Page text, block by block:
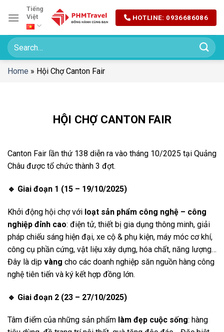
đến
dung
Tiếng
Việt
HOTLINE: 0936686086
Home » Hội Chợ Canton Fair
HỘI CHỢ CANTON FAIR
Canton Fair lần thứ 138 diễn ra vào tháng 10/2025 tại Quảng
Châu được tổ chức thành 3 đợt.
🔹 Giai đoạn 1 (15 – 19/10/2025)
Khởi động hội chợ với loạt sản phẩm công nghệ – công
nghiệp đỉnh cao: điện tử, thiết bị gia dụng thông minh, giải
pháp chiếu sáng hiện đại, xe cộ & phụ kiện, máy móc cơ khí,
công cụ phần cứng, vật liệu xây dựng, hóa chất, năng lượng…
Đây là dịp vàng cho các doanh nghiệp săn nguồn hàng công
nghệ tiên tiến và ký kết hợp đồng lớn.
🔹 Giai đoạn 2 (23 – 27/10/2025)
Tâm điểm của những sản phẩm làm đẹp cuộc sống: hàng